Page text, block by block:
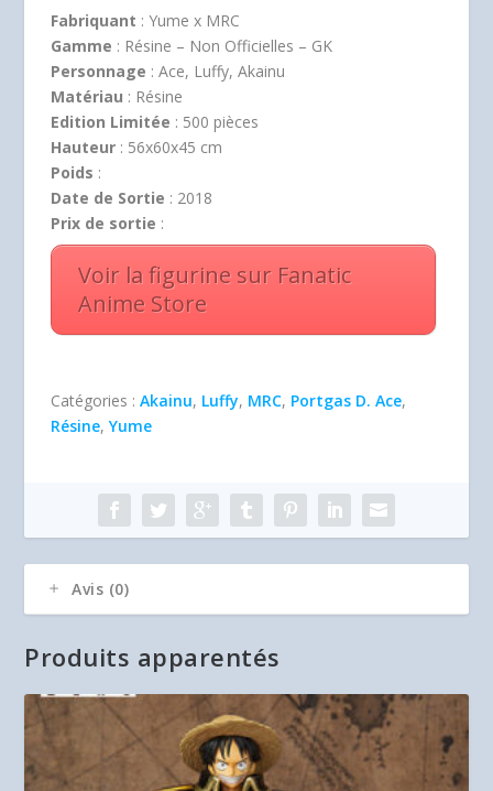
Fabriquant : Yume x MRC
Gamme : Résine – Non Officielles – GK
Personnage : Ace, Luffy, Akainu
Matériau : Résine
Edition Limitée : 500 pièces
Hauteur : 56x60x45 cm
Poids :
Date de Sortie : 2018
Prix de sortie :
Voir la figurine sur Fanatic
Anime Store
Catégories :Akainu, Luffy, MRC, Portgas D. Ace,
Résine,Yume
Avis (0)
Produits apparentés